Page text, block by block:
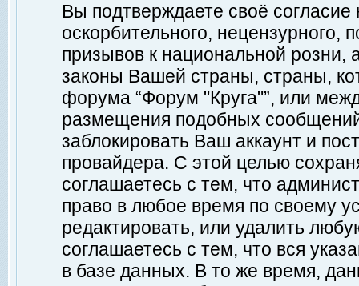
Вы подтверждаете своё
оскорбительного, нецензурного,
призывов к национальной
законы Вашей страны, страны,
форума “Форум "Круга"”, или
размещения подобных
заблокировать Ваш аккаунт и
провайдера. С этой целью
соглашаетесь с тем, что
право в любое время по своему
редактировать, или удалить
соглашаетесь с тем, что вся
в базе данных. В то же время,